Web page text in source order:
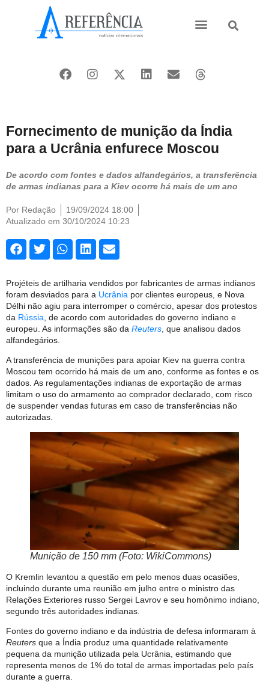
Fornecimento de munição da Índia
para a Ucrânia enfurece Moscou
De acordo com fontes e dados alfandegários, a transferência
de armas indianas para a Kiev ocorre há mais de um ano
Por Redação
19/09/2024 18:00
Atualizado em 30/10/2024 10:23
Projéteis de artilharia vendidos por fabricantes de armas indianos
foram desviados para a Ucrânia por clientes europeus, e Nova
Délhi não agiu para interromper o comércio, apesar dos protestos
da Rússia , de acordo com autoridades do governo indiano e
europeu. As informações são da Reuters , que analisou dados
alfandegários.
A transferência de munições para apoiar Kiev na guerra contra
Moscou tem ocorrido há mais de um ano, conforme as fontes e os
dados. As regulamentações indianas de exportação de armas
limitam o uso do armamento ao comprador declarado, com risco
de suspender vendas futuras em caso de transferências não
autorizadas.
Munição de 150 mm (Foto: WikiCommons)
O Kremlin levantou a questão em pelo menos duas ocasiões,
incluindo durante uma reunião em julho entre o ministro das
Relações Exteriores russo Sergei Lavrov e seu homônimo indiano,
segundo três autoridades indianas.
Fontes do governo indiano e da indústria de defesa informaram à
Reuters que a Índia produz uma quantidade relativamente
pequena da munição utilizada pela Ucrânia, estimando que
representa menos de 1% do total de armas importadas pelo país
durante a guerra.